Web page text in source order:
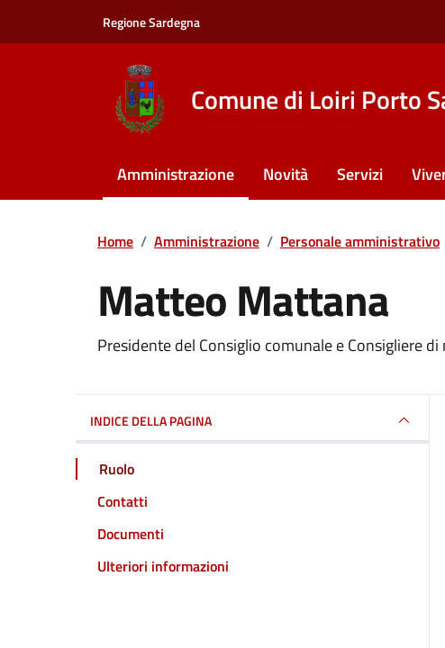
Regione Sardegna
Comune di Loiri Porto
Amministrazione Novità Servizi
Home / Amministrazione / Personale amministrativo
Matteo Mattana
Presidente del Consiglio comunale e Consigliere
INDICE DELLA PAGINA
Ruolo
Contatti
Documenti
Ulteriori informazioni